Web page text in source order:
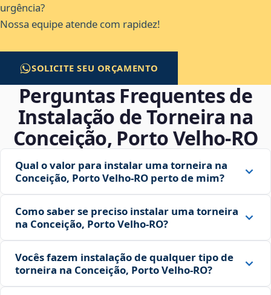
urgência?
Nossa equipe atende com rapidez!
SOLICITE SEU ORÇAMENTO
Perguntas Frequentes de
Instalação de Torneira na
Conceição, Porto Velho‑RO
Qual o valor para instalar uma torneira na
Conceição, Porto Velho‑RO perto de mim?
Como saber se preciso instalar uma torneira
na Conceição, Porto Velho‑RO?
Vocês fazem instalação de qualquer tipo de
torneira na Conceição, Porto Velho‑RO?